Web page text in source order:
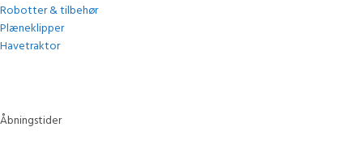
Robotter & tilbehør
Plæneklipper
Havetraktor
Åbningstider